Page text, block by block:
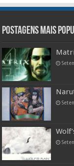
Postagens mais